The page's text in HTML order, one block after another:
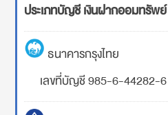
ประเภทบัญชี เงินฝากออมทรัพย์
ธนาคารกรุงไทย
เลขที่บัญชี 985-6-44282-6